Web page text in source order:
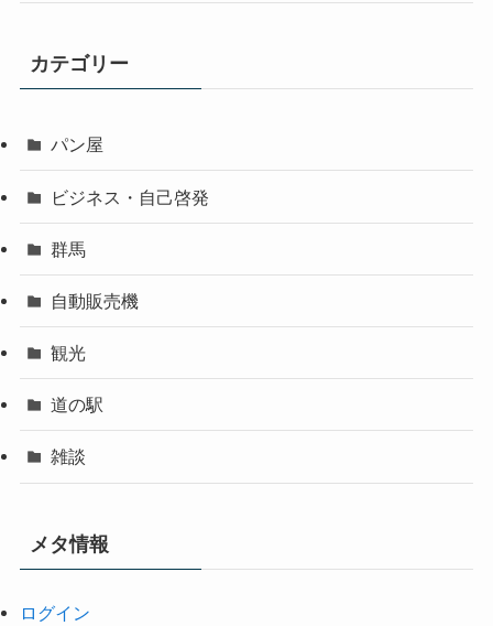
カテゴリー
パン屋
ビジネス・自己啓発
群馬
自動販売機
観光
道の駅
雑談
メタ情報
ログイン